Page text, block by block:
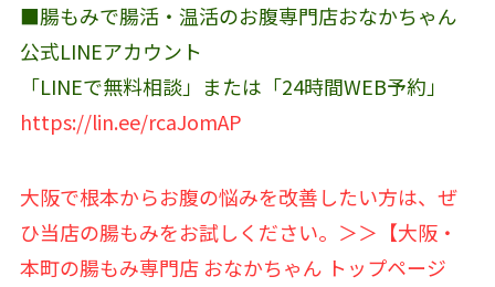
■腸もみで腸活・温活のお腹専門店おなかちゃん
公式LINEアカウント‬
「LINEで無料相談」または「24時間WEB予約」
https://lin.ee/rcaJomAP
大阪で根本からお腹の悩みを改善したい方は、ぜ
ひ当店の腸もみをお試しください。＞＞【大阪・
本町の腸もみ専門店 おなかちゃん トップページ